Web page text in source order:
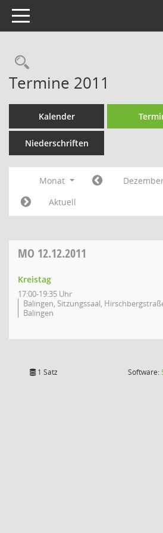
Toggle navigation
Rechercheauswahl
Termine 2011
Kalender
Niederschriften
Monat
Aktuell
MO 12.12.2011
Kreistag
17:00-19:35 Uhr
Balingen, Sitzungssaal,
Balingen
1 Satz Software: